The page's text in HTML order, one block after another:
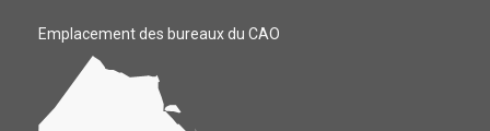
Emplacement des bureaux du CAO